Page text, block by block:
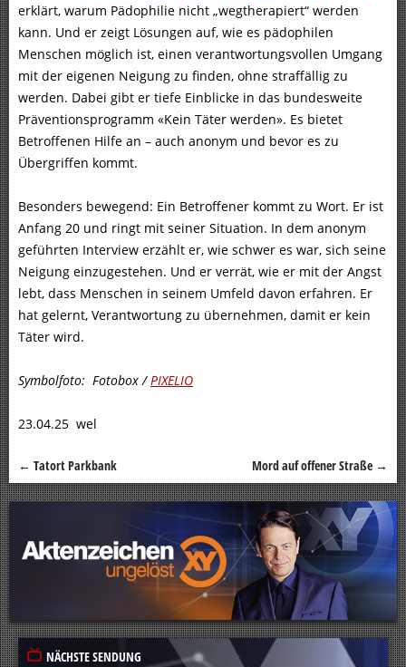
erklärt, warum Pädophilie nicht „wegtherapiert“ werden
kann. Und er zeigt Lösungen auf, wie es pädophilen
Menschen möglich ist, einen verantwortungsvollen Umgang
mit der eigenen Neigung zu finden, ohne straffällig zu
werden. Dabei gibt er tiefe Einblicke in das bundesweite
Präventionsprogramm «Kein Täter werden». Es bietet
Betroffenen Hilfe an – auch anonym und bevor es zu
Übergriffen kommt.
Besonders bewegend: Ein Betroffener kommt zu Wort. Er ist
Anfang 20 und ringt mit seiner Situation. In dem anonym
geführten Interview erzählt er, wie schwer es war, sich seine
Neigung einzugestehen. Und er verrät, wie er mit der Angst
lebt, dass Menschen in seinem Umfeld davon erfahren. Er
hat gelernt, Verantwortung zu übernehmen, damit er kein
Täter wird.
Symbolfoto: Fotobox / PIXELIO
23.04.25 wel
Beitragsnavigation
← Tatort Parkbank Mord auf offener Straße →
NÄCHSTE SENDUNG